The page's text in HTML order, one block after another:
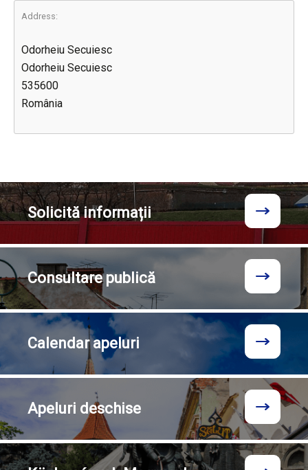
Address:
Odorheiu Secuiesc
Odorheiu Secuiesc
535600
România
Solicităinformații
Consultarepublică
Calendarapeluri
Apeluri deschise